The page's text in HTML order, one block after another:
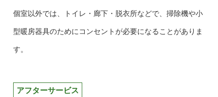
個室以外では、トイレ・廊下・脱衣所などで、掃除機や小
型暖房器具のためにコンセントが必要になることがありま
す。
アフターサービス